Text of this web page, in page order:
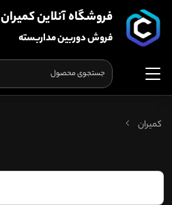
فروشگاه آنلاین کمیران
فروش دوربین مداربسته
کمیران